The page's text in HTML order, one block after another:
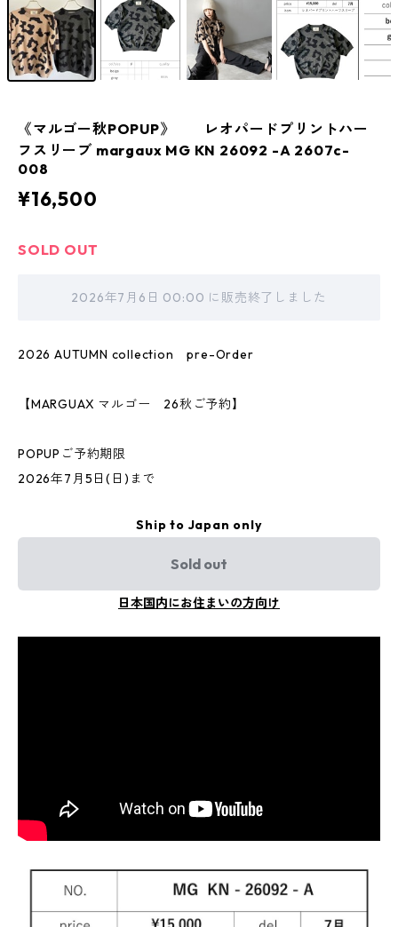
《マルゴー秋POPUP》 レオパードプリントハー
フスリーブ margaux MG KN 26092 -A 2607c-
008
¥16,500
SOLD OUT
2026年7月6日 00:00 に販売終了しました
2026 AUTUMN collection pre-Order
【MARGUAX マルゴー 26秋ご予約】
POPUPご予約期限
2026年7月5日(日)まで
Ship to Japan only
Sold out
日本国内にお住まいの方向け